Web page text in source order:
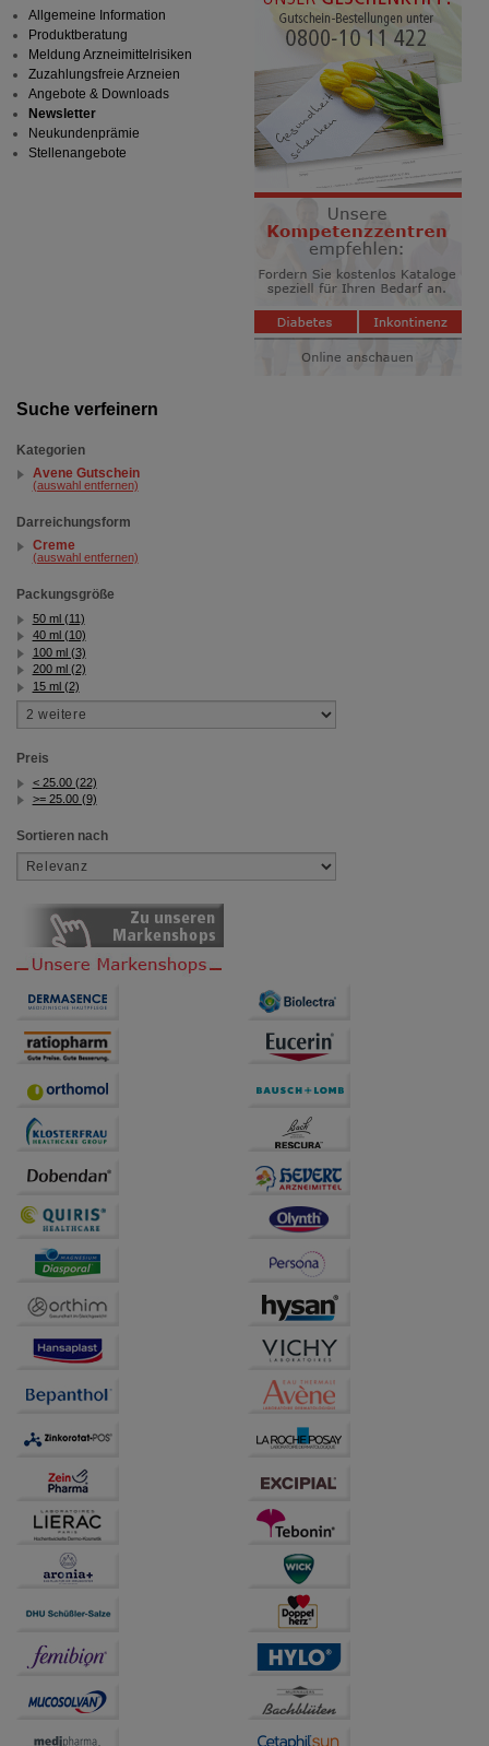
Suche verfeinern
Kategorien
Avene Gutschein
(auswahl entfernen)
Darreichungsform
Creme
(auswahl entfernen)
Packungsgröße
50 ml (11)
40 ml (10)
100 ml (3)
200 ml (2)
15 ml (2)
Preis
< 25.00 (22)
>= 25.00 (9)
Sortieren nach
Allgemeine Information
Produktberatung
Meldung Arzneimittelrisiken
Zuzahlungsfreie Arzneien
Angebote & Downloads
Newsletter
Neukundenprämie
Stellenangebote